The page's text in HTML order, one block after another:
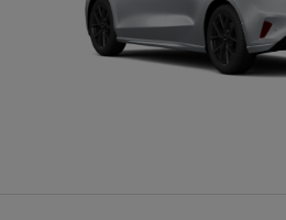
Tempomat
Wspomaganie kierownicy